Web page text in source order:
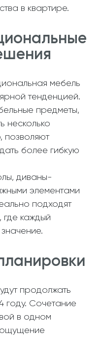
в квартире.
мебель
тенденцией.
предметы,
несколько
позволяют
более гибкую
диваны-
элементами
подходят
где каждый
продолжать
году. Сочетание
в одном
ощущение